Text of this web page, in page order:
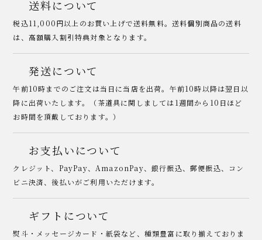
送料について
税込11,000円以上のお買い上げで送料無料。送料個別商品の送料
は、高額購入割引特典対象となります。
発送について
午前10時までのご注文は当日に当店を出荷。午前10時以降は翌日以
降に出荷いたします。（茶道具に関しましては1週間から10日ほど
お時間を頂戴しております。）
お支払いについて
クレジット、PayPay、AmazonPay、銀行振込、郵便振込、コン
ビニ決済、後払いがご利用いただけます。
ギフトについて
熨斗・メッセージカード・紙袋など、種類豊富に取り揃えておりま